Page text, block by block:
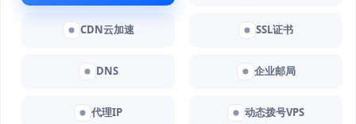
CDN云加速 SSL证书
DNS 企业邮局
代理IP 动态拨号VPS